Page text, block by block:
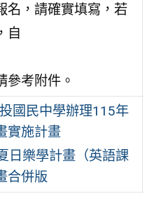
名，請確實填寫，若
自
參考附件。
國民中學辦理115年
實施計畫
日樂學計畫（英語課
合併版